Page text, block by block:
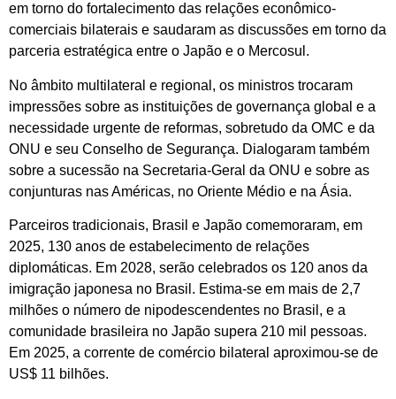
em torno do fortalecimento das relações econômico-
comerciais bilaterais e saudaram as discussões em torno da
parceria estratégica entre o Japão e o Mercosul.
No âmbito multilateral e regional, os ministros trocaram
impressões sobre as instituições de governança global e a
necessidade urgente de reformas, sobretudo da OMC e da
ONU e seu Conselho de Segurança. Dialogaram também
sobre a sucessão na Secretaria-Geral da ONU e sobre as
conjunturas nas Américas, no Oriente Médio e na Ásia.
Parceiros tradicionais, Brasil e Japão comemoraram, em
2025, 130 anos de estabelecimento de relações
diplomáticas. Em 2028, serão celebrados os 120 anos da
imigração japonesa no Brasil. Estima-se em mais de 2,7
milhões o número de nipodescendentes no Brasil, e a
comunidade brasileira no Japão supera 210 mil pessoas.
Em 2025, a corrente de comércio bilateral aproximou-se de
US$ 11 bilhões.